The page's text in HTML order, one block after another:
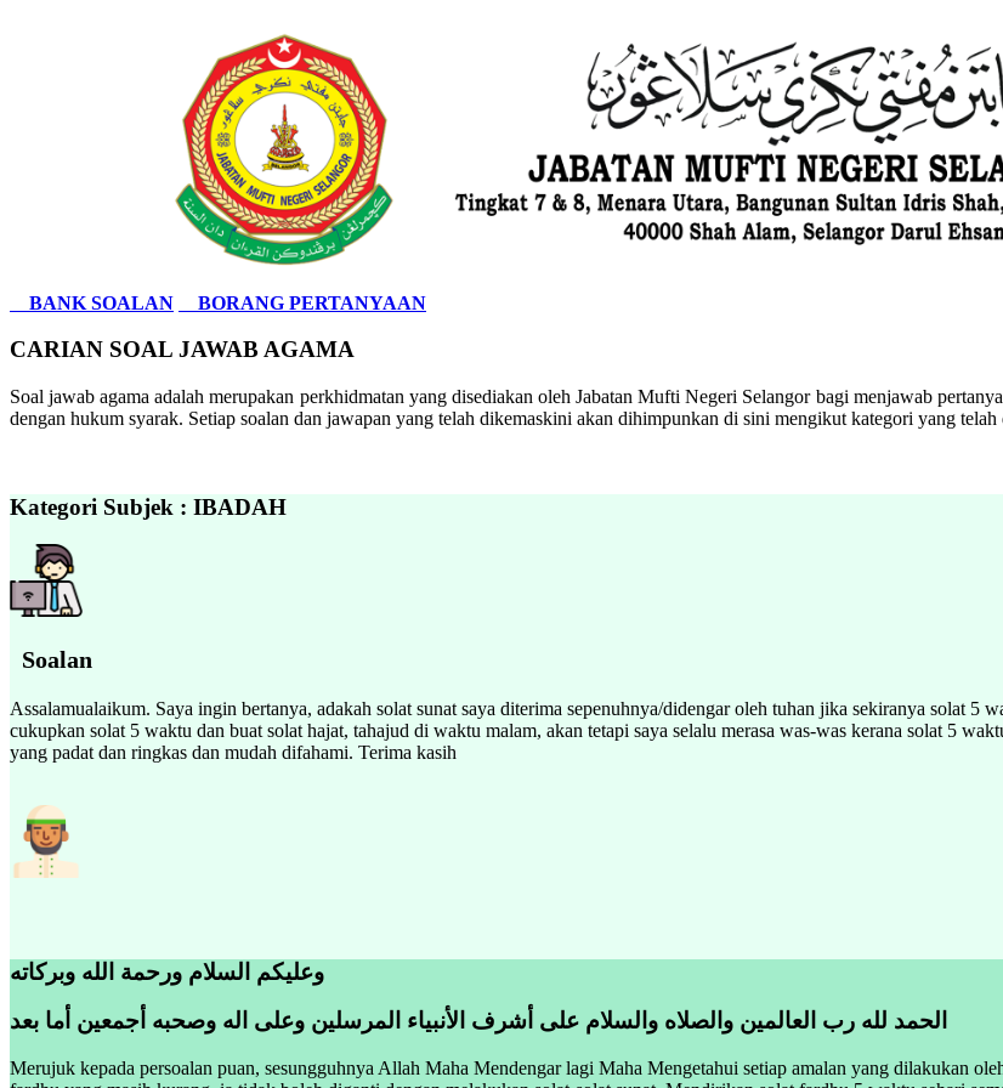
BANK SOALAN BORANG PERTANYAAN
CARIAN SOAL JAWAB AGAMA
Soal jawab agama adalah merupakan perkhidmatan yang disediakan oleh Jabatan Mufti Negeri Selangor bagi menjawab
dengan hukum syarak. Setiap soalan dan jawapan yang telah dikemaskini akan dihimpunkan di sini mengikut kategori yang
Kategori Subjek : IBADAH
Soalan
Assalamualaikum. Saya ingin bertanya, adakah solat sunat saya diterima sepenuhnya/didengar oleh tuhan jika sekiranya solat 5
cukupkan solat 5 waktu dan buat solat hajat, tahajud di waktu malam, akan tetapi saya selalu merasa was-was kerana solat 5
yang padat dan ringkas dan mudah difahami. Terima kasih
الحمد لله رب العالمين والصلاه والسلام على أشرف الأنبياء المرسلين وعلى اله وصحبه أجمعين أما بعد
Merujuk kepada persoalan puan, sesungguhnya Allah Maha Mendengar lagi Maha Mengetahui setiap amalan yang dilakukan